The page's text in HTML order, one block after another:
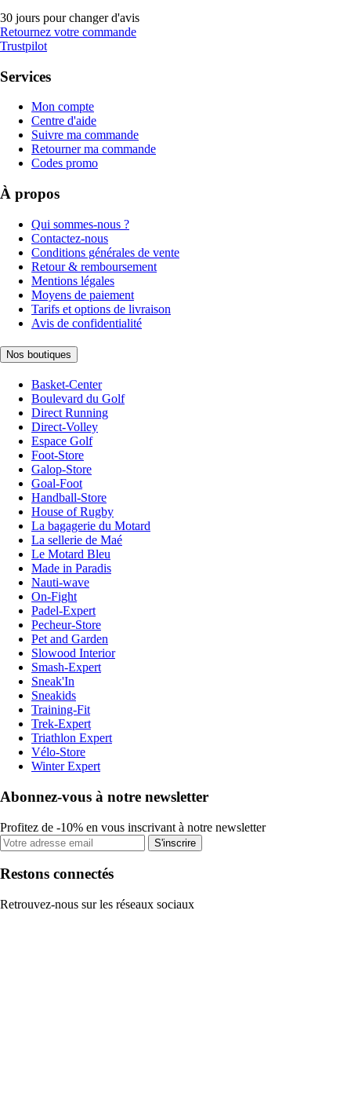
30 jours pour changer d'avis
Retournez votre commande
Trustpilot
Services
Mon compte
Centre d'aide
Suivre ma commande
Retourner ma commande
Codes promo
À propos
Qui sommes-nous ?
Contactez-nous
Conditions générales de vente
Retour & remboursement
Mentions légales
Moyens de paiement
Tarifs et options de livraison
Avis de confidentialité
Nos boutiques
Basket-Center
Boulevard du Golf
Direct Running
Direct-Volley
Espace Golf
Foot-Store
Galop-Store
Goal-Foot
Handball-Store
House of Rugby
La bagagerie du Motard
La sellerie de Maé
Le Motard Bleu
Made in Paradis
Nauti-wave
On-Fight
Padel-Expert
Pecheur-Store
Pet and Garden
Slowood Interior
Smash-Expert
Sneak'In
Sneakids
Training-Fit
Trek-Expert
Triathlon Expert
Vélo-Store
Winter Expert
Abonnez-vous à notre newsletter
Profitez de -10% en vous inscrivant à notre newsletter
S'inscrire
Restons connectés
Retrouvez-nous sur les réseaux sociaux